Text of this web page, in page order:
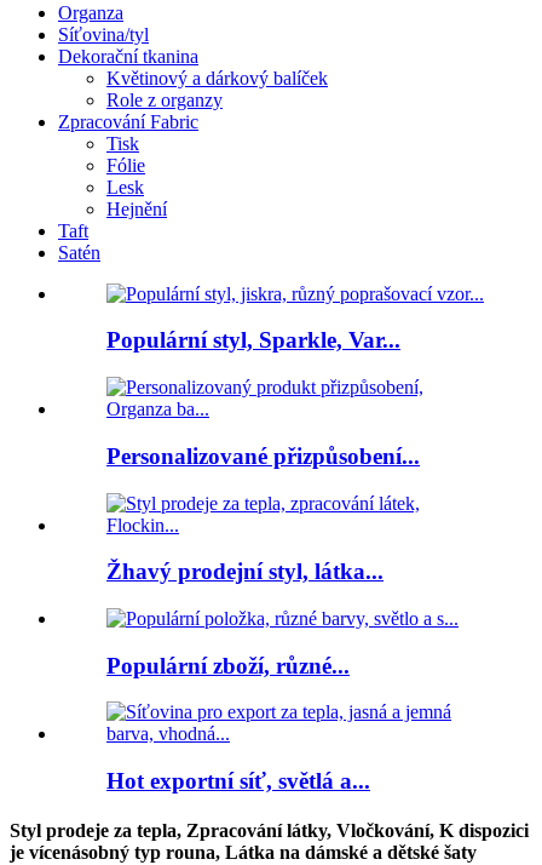
Organza
Síťovina/tyl
Dekorační tkanina
Květinový a dárkový balíček
Role z organzy
Zpracování Fabric
Tisk
Fólie
Lesk
Hejnění
Taft
Satén
Populární styl, Sparkle, Var...
Personalizované přizpůsobení...
Žhavý prodejní styl, látka...
Populární zboží, různé...
Hot exportní síť, světlá a...
Styl prodeje za tepla, Zpracování látky, Vločkování, K dispozici
je vícenásobný typ rouna, Látka na dámské a dětské šaty